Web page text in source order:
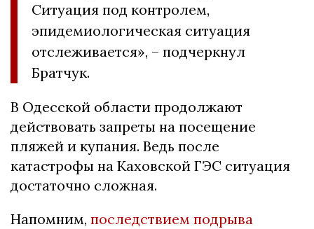
Ситуация под контролем,
эпидемиологическая ситуация
отслеживается», – подчеркнул
Братчук.
В Одесской области продолжают
действовать запреты на посещение
пляжей и купания. Ведь после
катастрофы на Каховской ГЭС ситуация
достаточно сложная.
Напомним, последствием подрыва